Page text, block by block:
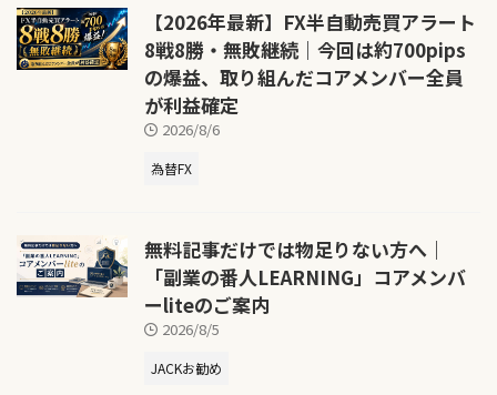
【2026年最新】FX半自動売買アラート
8戦8勝・無敗継続｜今回は約700pips
の爆益、取り組んだコアメンバー全員
が利益確定
2026/8/6
為替FX
無料記事だけでは物足りない方へ｜
「副業の番人LEARNING」コアメンバ
ーliteのご案内
2026/8/5
JACKお勧め